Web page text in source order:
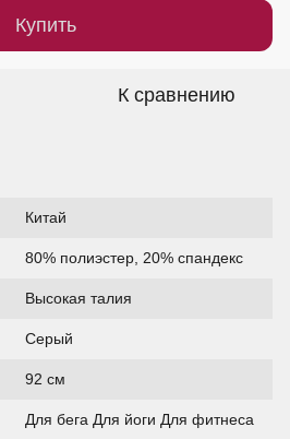
Купить
К сравнению
Китай
80% полиэстер, 20% спандекс
Высокая талия
Серый
92 см
Для бега Для йоги Для фитнеса